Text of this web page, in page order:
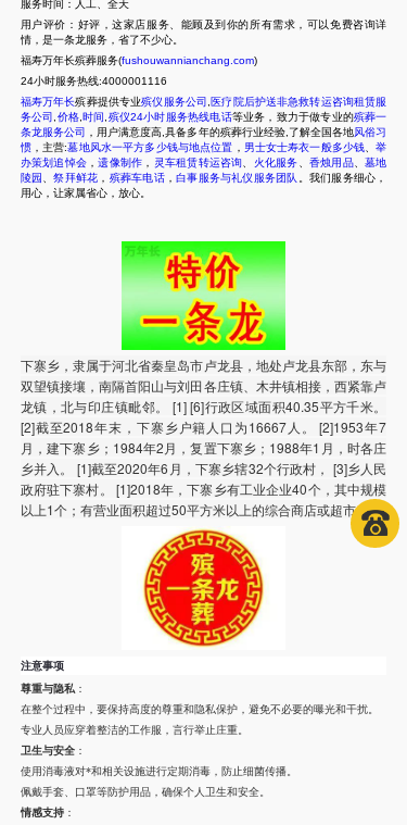
服务时间：人工、全天
用户评价：好评，这家店服务、能顾及到你的所有需求，可以免费咨询详
情，是一条龙服务，省了不少心。
福寿万年长殡葬服务(fushouwannianchang.com)
24小时服务热线:4000001116
福寿万年长殡葬提供专业殡仪服务公司 医疗院后护送非急救转运咨询租赁服
务公司 价格, 时间 殡仪24小时服务热线电话等业务，致力于做专业的殡葬一
条龙服务公司
，用户满意度高,具备多年的殡葬行业经验,了解全国各地风俗习
惯，主营:墓地风水一平方多少钱与地点位置 ， 男士女士寿衣一般多少钱 、举
办策划追悼会 ，遗像制作 ， 灵车租赁转运咨询 火化服务 香烛用品、墓地
陵园
、祭拜鲜花 ， 殡葬车电话，白事服务与礼仪服务团队
。我们服务细心，
用心，让家属省心，放心。
下寨乡，隶属于河北省秦皇岛市卢龙县，地处卢龙县东部，东与
双望镇接壤，南隔首阳山与刘田各庄镇、木井镇相接，西紧靠卢
龙镇，北与印庄镇毗邻。 [1] [6]行政区域面积40.35平方千米。
[2]截至2018年末，下寨乡户籍人口为16667人。 [2]1953年7
月，建下寨乡；1984年2月，复置下寨乡；1988年1月，时各庄
乡并入。 [1]截至2020年6月，下寨乡辖32个行政村， [3]乡人民
政府驻下寨村。 [1]2018年，下寨乡有工业企业40个，其中规模
以上1个；有营业面积超过50平方米以上的综合商店或超市14个
注意事项
尊重与隐私：
在整个过程中，要保持高度的尊重和隐私保护，避免不必要的曝光和干扰。
专业人员应穿着整洁的工作服，言行举止庄重。
卫生与安全：
使用消毒液对*和相关设施进行定期消毒，防止细菌传播。
佩戴手套、口罩等防护用品，确保个人卫生和安全。
情感支持：